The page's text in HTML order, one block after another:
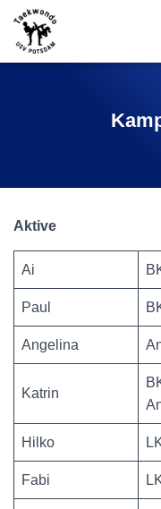
Aktive
Ai
Paul
Angelina
Katrin
Hilko
Fabi